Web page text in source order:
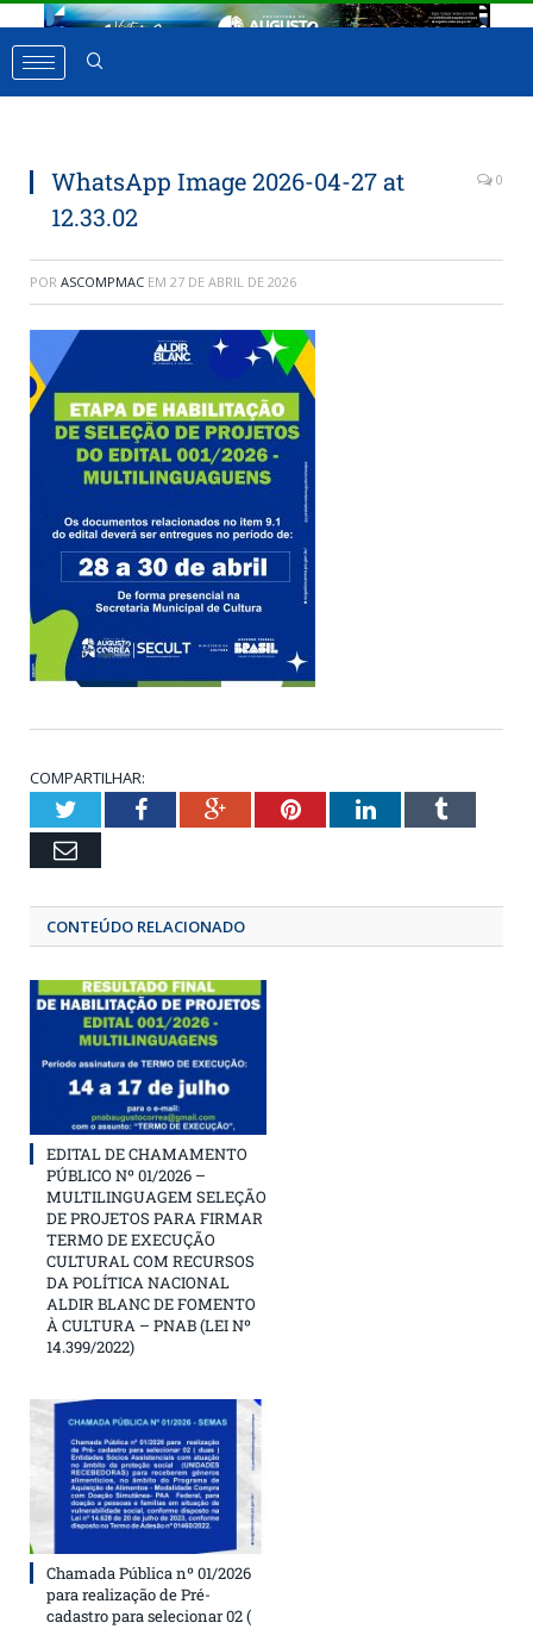
WhatsApp Image 2026-04-27 at
12.33.02
0
POR ASCOMPMAC EM 27 DE ABRIL DE 2026
COMPARTILHAR:
TwitterFacebookGoogle+Pinterest
LinkedIn
Email
CONTEÚDO RELACIONADO
EDITAL DE CHAMAMENTO
PÚBLICO Nº 01/2026 –
MULTILINGUAGEM SELEÇÃO
DE PROJETOS PARA FIRMAR
TERMO DE EXECUÇÃO
CULTURAL COM RECURSOS
DA POLÍTICA NACIONAL
ALDIR BLANC DE FOMENTO
À CULTURA – PNAB (LEI Nº
14.399/2022)
Chamada Pública nº 01/2026
para realização de Pré-
cadastro para selecionar 02 (